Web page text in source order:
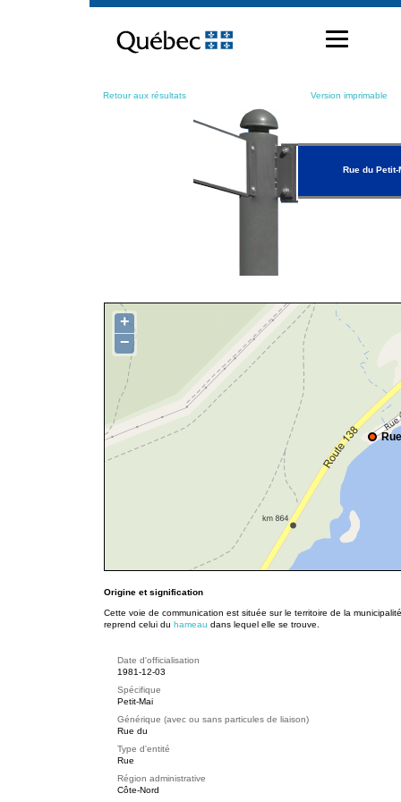
contenu
Retour aux résultats Version imprimable
Rue du Petit-
+
−
Origine et signification
Cette voie de communication est située sur le territoire de la
reprend celui du hameau dans lequel elle se trouve.
Date d'officialisation
1981-12-03
Spécifique
Petit-Mai
Générique (avec ou sans particules de liaison)
Rue du
Type d'entité
Rue
Région administrative
Côte-Nord